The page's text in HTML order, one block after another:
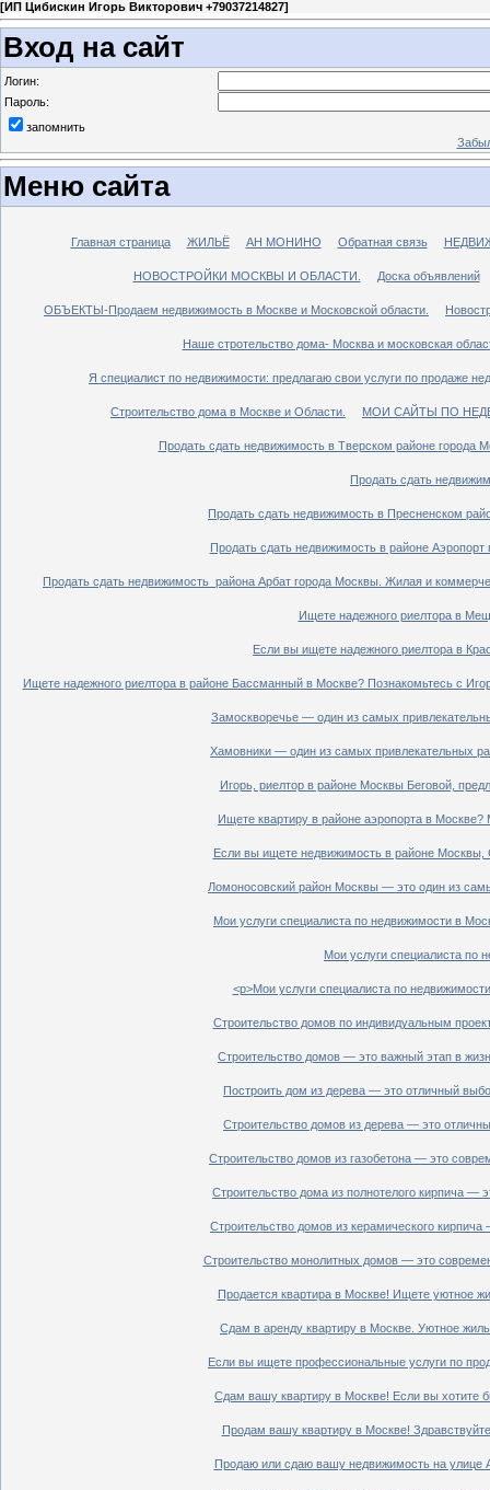
[ИП Цибискин Игорь Викторович +79037214827]
Вход на сайт
Логин:
Пароль:
запомнить
Меню сайта
Главная страница ЖИЛЬЁ АН МОНИНО Обратная связь
НОВОСТРОЙКИ МОСКВЫ И ОБЛАСТИ. Доска объявлений
ОБЪЕКТЫ-Продаем недвижимость в Москве и Московской области.
Наше стротельство дома- Москва и московская
Я специалист по недвижимости: предлагаю свои услуги по продаже
Строительство дома в Москве и Области. МОИ САЙТЫ ПО
Продать сдать недвижимость в Тверском районе города
Продать сдать
Продать сдать недвижимость в Пресненском
Продать сдать недвижимость в районе
Продать сдать недвижимость района Арбат города Москвы. Жилая и
Ищете надежного риелтора в
Если вы ищете надежного риелтора в
Ищете надежного риелтора в районе Бассманный в Москве? Познакомьтесь с
Замоскворечье — один из самых
Хамовники — один из самых привлекательных
Игорь, риелтор в районе Москвы Беговой,
Ищете квартиру в районе аэропорта в
Если вы ищете недвижимость в районе Москвы,
Ломоносовский район Москвы — это один из
Мои услуги специалиста по недвижимости в
Мои услуги специалиста по
<p>Мои услуги специалиста по
Строительство домов по индивидуальным
Строительство домов — это важный этап в
Построить дом из дерева — это отличный
Строительство домов из дерева — это
Строительство домов из газобетона — это
Строительство дома из полнотелого кирпича —
Строительство домов из керамического
Строительство монолитных домов — это
Продается квартира в Москве! Ищете уютное
Сдам в аренду квартиру в Москве. Уютное
Если вы ищете профессиональные услуги по
Сдам вашу квартиру в Москве! Если вы хотите
Продам вашу квартиру в Москве!
Продаю или сдаю вашу недвижимость на улице